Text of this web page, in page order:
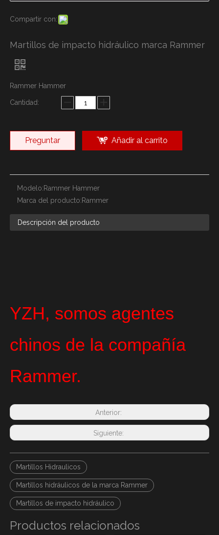
Compartir con:
Martillos de impacto hidráulico marca Rammer
Rammer Hammer
Cantidad:
Preguntar Añadir al carrito
Modelo:Rammer Hammer
Marca del producto:Rammer
Descripción del producto
YZH, somos agentes
chinos de la compañía
Rammer.
Anterior:
Siguiente:
Martillos Hidraulicos
Martillos hidráulicos de la marca Rammer
Martillos de impacto hidráulico
Productos relacionados